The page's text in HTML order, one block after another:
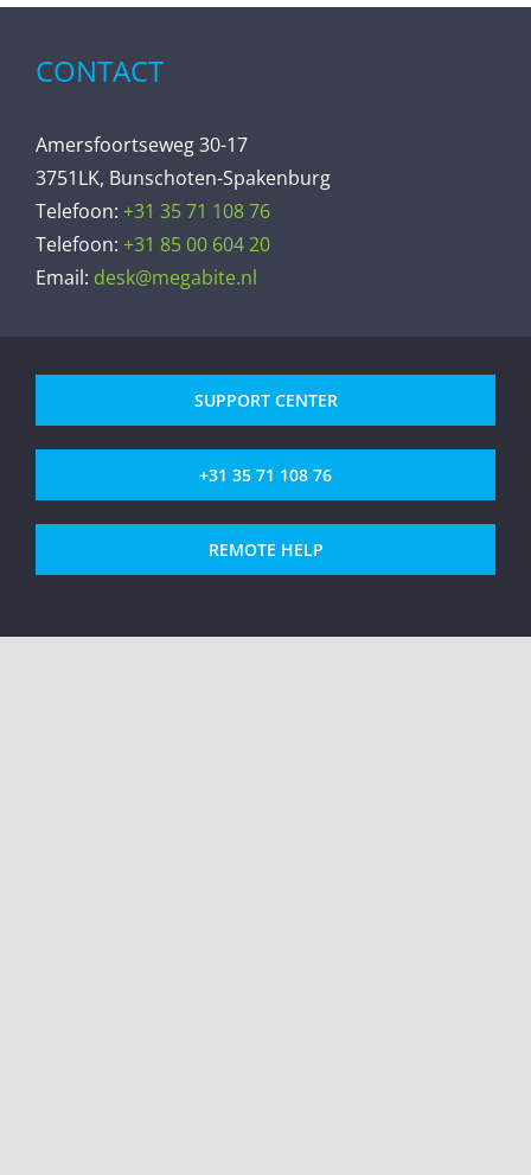
CONTACT
Amersfoortseweg 30-17
3751LK, Bunschoten-Spakenburg
Telefoon: +31 35 71 108 76
Telefoon: +31 85 00 604 20
Email: desk@megabite.nl
SUPPORT CENTER
+31 35 71 108 76
REMOTE HELP